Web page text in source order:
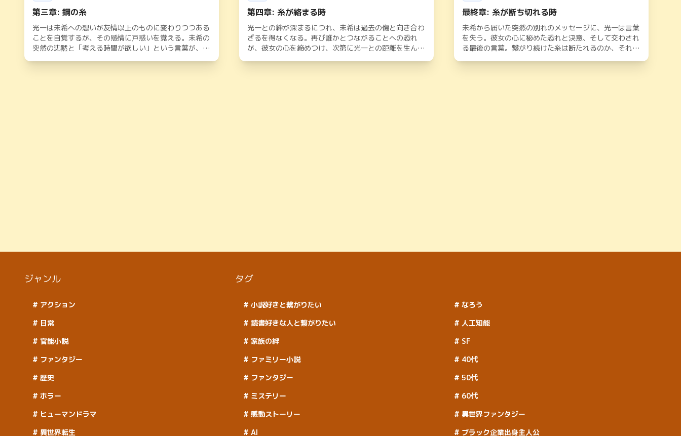
第三章: 鋼の糸
光一は未希への想いが友情以上のものに変わりつつある
ことを自覚するが、その感情に戸惑いを覚える。未希の
突然の沈黙と「考える時間が欲しい」という言葉が、二
第四章: 糸が絡まる時
光一との絆が深まるにつれ、未希は過去の傷と向き合わ
ざるを得なくなる。再び誰かとつながることへの恐れ
が、彼女の心を締めつけ、次第に光一との距離を生んで
最終章: 糸が断ち切れる時
未希から届いた突然の別れのメッセージに、光一は言葉
を失う。彼女の心に秘めた恐れと決意、そして交わされ
る最後の言葉。繋がり続けた糸は断たれるのか、それと
ジャンル
アクション
日常
官能小説
ファンタジー
歴史
ホラー
ヒューマンドラマ
異世界転生
タグ
小説好きと繋がりたい
読書好きな人と繋がりたい
家族の絆
ファミリー小説
ファンタジー
ミステリー
感動ストーリー
AI
なろう
人工知能
SF
40代
50代
60代
異世界ファンタジー
ブラック企業出身主人公